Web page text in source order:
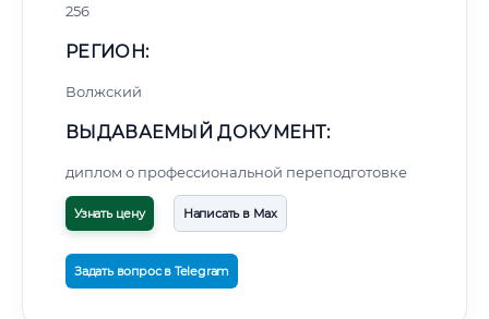
256
РЕГИОН:
Волжский
ВЫДАВАЕМЫЙ ДОКУМЕНТ:
диплом о профессиональной переподготовке
Узнать цену Написать в Max
Задать вопрос в Telegram